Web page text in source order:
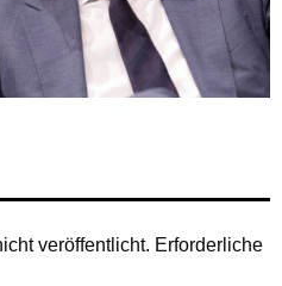
veröffentlicht. Erforderliche